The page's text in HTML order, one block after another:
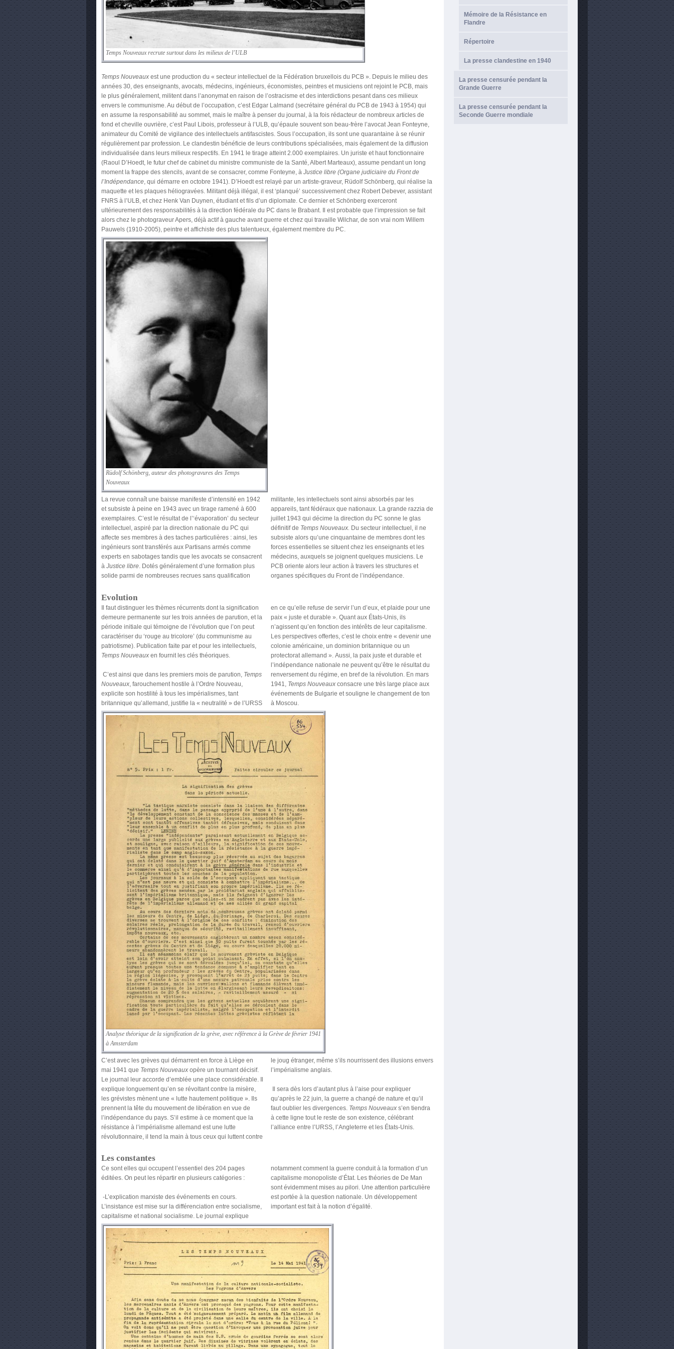
Temps Nouveaux recrute surtout dans les milieux de l’ULB
Temps Nouveaux est une production du « secteur intellectuel de la Fédération bruxellois du PCB ». Depuis le milieu des
années 30, des enseignants, avocats, médecins, ingénieurs, économistes, peintres et musiciens ont rejoint le PCB, mais
le plus généralement, militent dans l’anonymat en raison de l’ostracisme et des interdictions pesant dans ces milieux
envers le communisme. Au début de l’occupation, c’est Edgar Lalmand (secrétaire général du PCB de 1943 à 1954) qui
en assume la responsabilité au sommet, mais le maître à penser du journal, à la fois rédacteur de nombreux articles de
fond et cheville ouvrière, c’est Paul Libois, professeur à l’ULB, qu’épaule souvent son beau-frère l’avocat Jean Fonteyne,
animateur du Comité de vigilance des intellectuels antifascistes. Sous l’occupation, ils sont une quarantaine à se réunir
régulièrement par profession. Le clandestin bénéficie de leurs contributions spécialisées, mais également de la diffusion
individualisée dans leurs milieux respectifs. En 1941 le tirage atteint 2.000 exemplaires. Un juriste et haut fonctionnaire
(Raoul D’Hoedt, le futur chef de cabinet du ministre communiste de la Santé, Albert Marteaux), assume pendant un long
moment la frappe des stencils, avant de se consacrer, comme Fonteyne, à Justice libre (Organe judiciaire du Front de
l’Indépendance , qui démarre en octobre 1941). D’Hoedt est relayé par un artiste-graveur, Rüdolf Schönberg, qui réalise la
maquette et les plaques héliogravées. Militant déjà illégal, il est ‘planqué’ successivement chez Robert Debever, assistant
FNRS à l’ULB, et chez Henk Van Duynen, étudiant et fils d’un diplomate. Ce dernier et Schönberg exerceront
ultérieurement des responsabilités à la direction fédérale du PC dans le Brabant. Il est probable que l’impression se fait
alors chez le photograveur Apers, déjà actif à gauche avant guerre et chez qui travaille Wilchar, de son vrai nom Willem
Pauwels (1910-2005), peintre et affichiste des plus talentueux, également membre du PC.
Rüdolf Schönberg, auteur des photogravures des Temps
Nouveaux
La revue connaît une baisse manifeste d’intensité en 1942
et subsiste à peine en 1943 avec un tirage ramené à 600
exemplaires. C’est le résultat de l’‘évaporation’ du secteur
intellectuel, aspiré par la direction nationale du PC qui
affecte ses membres à des taches particulières : ainsi, les
ingénieurs sont transférés aux Partisans armés comme
experts en sabotages tandis que les avocats se consacrent
à Justice libre . Dotés généralement d’une formation plus
solide parmi de nombreuses recrues sans qualification
militante, les intellectuels sont ainsi absorbés par les
appareils, tant fédéraux que nationaux. La grande razzia de
juillet 1943 qui décime la direction du PC sonne le glas
définitif de Temps Nouveaux. Du secteur intellectuel, il ne
subsiste alors qu’une cinquantaine de membres dont les
forces essentielles se situent chez les enseignants et les
médecins, auxquels se joignent quelques musiciens. Le
PCB oriente alors leur action à travers les structures et
organes spécifiques du Front de l’indépendance.
Evolution
Il faut distinguer les thèmes récurrents dont la signification
demeure permanente sur les trois années de parution, et la
période initiale qui témoigne de l’évolution que l’on peut
caractériser du ‘rouge au tricolore’ (du communisme au
patriotisme). Publication faite par et pour les intellectuels,
Temps Nouveaux en fournit les clés théoriques.
C’est ainsi que dans les premiers mois de parution, Temps
Nouveaux , farouchement hostile à l’Ordre Nouveau,
explicite son hostilité à tous les impérialismes, tant
britannique qu’allemand, justifie la « neutralité » de l’URSS
en ce qu’elle refuse de servir l’un d’eux, et plaide pour une
paix « juste et durable ». Quant aux États-Unis, ils
n’agissent qu’en fonction des intérêts de leur capitalisme.
Les perspectives offertes, c’est le choix entre « devenir une
colonie américaine, un dominion britannique ou un
protectorat allemand ». Aussi, la paix juste et durable et
l’indépendance nationale ne peuvent qu’être le résultat du
renversement du régime, en bref de la révolution. En mars
1941,
Temps Nouveauxconsacre une très large place aux
événements de Bulgarie et souligne le changement de ton
à Moscou.
Analyse théorique de la signification de la grève, avec référence à la Grève de février 1941
à Amsterdam
C’est avec les grèves qui démarrent en force à Liège en
mai 1941 que Temps Nouveaux opère un tournant décisif.
Le journal leur accorde d’emblée une place considérable. Il
explique longuement qu’en se révoltant contre la misère,
les grévistes mènent une « lutte hautement politique ». Ils
prennent la tête du mouvement de libération en vue de
l’indépendance du pays. S’il estime à ce moment que la
résistance à l’impérialisme allemand est une lutte
révolutionnaire, il tend la main à tous ceux qui luttent contre
le joug étranger, même s’ils nourrissent des illusions envers
l’impérialisme anglais.
Il sera dès lors d’autant plus à l’aise pour expliquer
qu’après le 22 juin, la guerre a changé de nature et qu’il
faut oublier les divergences. Temps Nouveauxs’en tiendra
à cette ligne tout le reste de son existence, célébrant
l’alliance entre l’URSS, l’Angleterre et les États-Unis.
Les constantes
Ce sont elles qui occupent l’essentiel des 204 pages
éditées. On peut les répartir en plusieurs catégories :
-L’explication marxiste des événements en cours.
L’insistance est mise sur la différenciation entre socialisme,
capitalisme et national socialisme. Le journal explique
notamment comment la guerre conduit à la formation d’un
capitalisme monopoliste d’État. Les théories de De Man
sont évidemment mises au pilori. Une attention particulière
est portée à la question nationale. Un développement
important est fait à la notion d’égalité.
Mémoire de la Résistance en
Flandre
Répertoire
La presse clandestine en 1940
La presse censurée pendant la
Grande Guerre
La presse censurée pendant la
Seconde Guerre mondiale